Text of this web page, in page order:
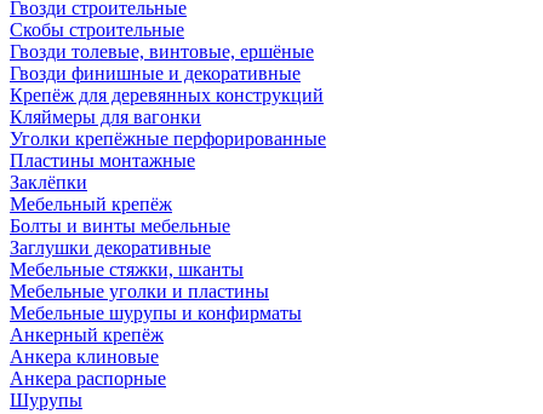
Гвозди строительные
Скобы строительные
Гвозди толевые, винтовые, ершёные
Гвозди финишные и декоративные
Крепёж для деревянных конструкций
Кляймеры для вагонки
Уголки крепёжные перфорированные
Пластины монтажные
Заклёпки
Мебельный крепёж
Болты и винты мебельные
Заглушки декоративные
Мебельные стяжки, шканты
Мебельные уголки и пластины
Мебельные шурупы и конфирматы
Анкерный крепёж
Анкера клиновые
Анкера распорные
Шурупы